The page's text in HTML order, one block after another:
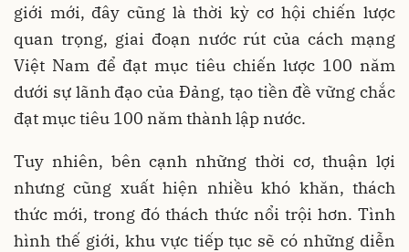
giới mới, đây cũng là thời kỳ cơ hội chiến lược
quan trọng, giai đoạn nước rút của cách mạng
Việt Nam để đạt mục tiêu chiến lược 100 năm
dưới sự lãnh đạo của Đảng, tạo tiền đề vững chắc
đạt mục tiêu 100 năm thành lập nước.
Tuy nhiên, bên cạnh những thời cơ, thuận lợi
nhưng cũng xuất hiện nhiều khó khăn, thách
thức mới, trong đó thách thức nổi trội hơn. Tình
hình thế giới, khu vực tiếp tục sẽ có những diễn